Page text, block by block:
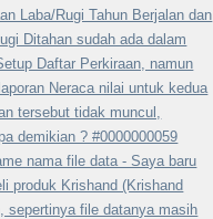
Laba/Rugi Tahun Berjalan dan
Ditahan sudah ada dalam
Daftar Perkiraan, namun
Neraca nilai untuk kedua
tersebut tidak muncul,
demikian ? #0000000059
nama file data - Saya baru
produk Krishand (Krishand
sepertinya file datanya masih